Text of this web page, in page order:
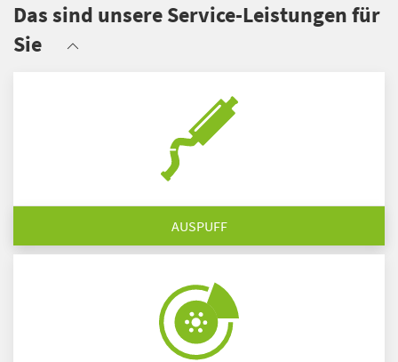
Das sind unsere Service-Leistungen für
Sie
AUSPUFF